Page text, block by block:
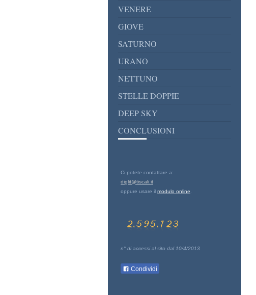
VENERE
GIOVE
SATURNO
URANO
NETTUNO
STELLE DOPPIE
DEEP SKY
CONCLUSIONI
Ci potete contattare a:
diglit@tiscali.it
oppure usare il modulo online
n° di accessi al sito dal 10/4/2013
Condividi